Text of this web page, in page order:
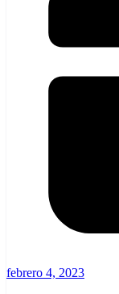
febrero 4, 2023